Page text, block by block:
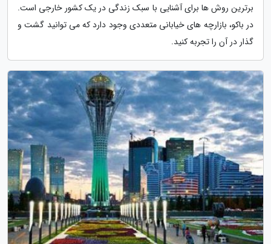
برترین روش ها برای آشنایی با سبک زندگی در یک کشور خارجی است.
در باکو، بازارچه های خیابانی متعددی وجود دارد که می توانید گشت و
گذار در آن را تجربه کنید.